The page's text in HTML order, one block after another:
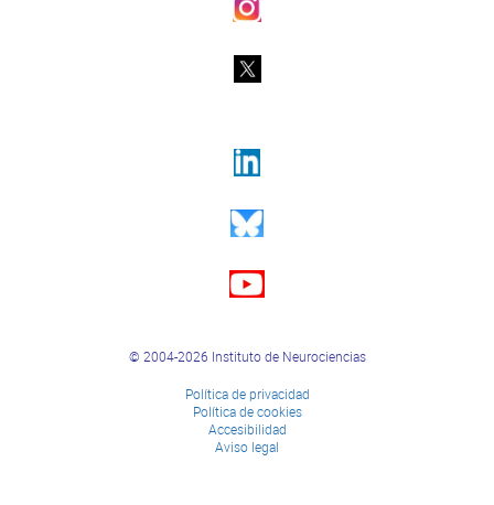
© 2004-2026 Instituto de Neurociencias
Política de privacidad
Política de cookies
Accesibilidad
Aviso legal